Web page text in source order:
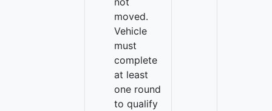
moved.
Vehicle
must
complete
at least
one round
to qualify